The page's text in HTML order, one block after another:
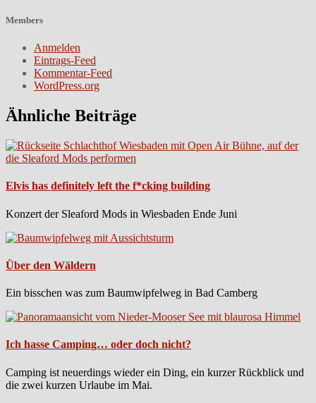
Members
Anmelden
Eintrags-Feed
Kommentar-Feed
WordPress.org
Ähnliche Beiträge
Elvis has definitely left the f*cking building
Konzert der Sleaford Mods in Wiesbaden Ende Juni
Über den Wäldern
Ein bisschen was zum Baumwipfelweg in Bad Camberg
Ich hasse Camping… oder doch nicht?
Camping ist neuerdings wieder ein Ding, ein kurzer Rückblick und
die zwei kurzen Urlaube im Mai.